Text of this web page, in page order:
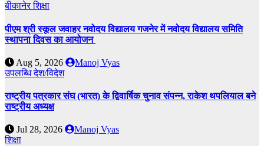
बीकानेरशिक्षा
पीएम श्री स्कूल जवाहर नवोदय विद्यालय गजनेर में नवोदय विद्यालय समिति
स्थापना दिवस का आयोजन
Aug 5, 2026
Manoj Vyas
उपलब्धिदेश/विदेश
राष्ट्रीय पत्रकार संघ (भारत) के द्विवार्षिक चुनाव संपन्न, राकेश थपलियाल बने
राष्ट्रीय अध्यक्ष
Jul 28, 2026
Manoj Vyas
शिक्षा